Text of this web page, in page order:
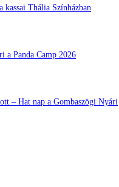
Thália Színházban
a Panda Camp 2026
– Hat nap a Gombaszögi Nyári